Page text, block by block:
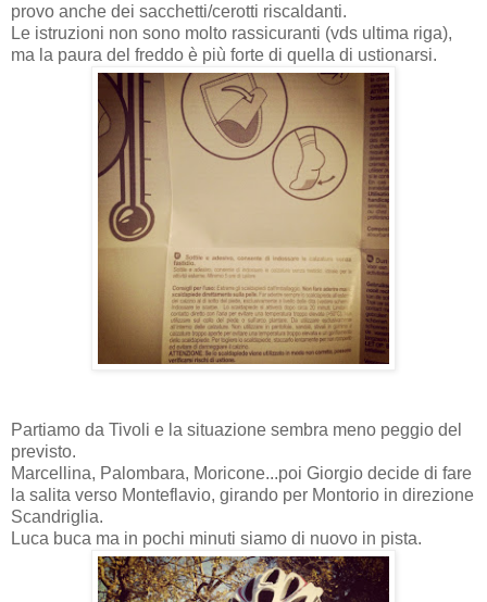
provo anche dei sacchetti/cerotti riscaldanti.
Le istruzioni non sono molto rassicuranti (vds ultima riga),
ma la paura del freddo è più forte di quella di ustionarsi.
Partiamo da Tivoli e la situazione sembra meno peggio del
previsto.
Marcellina, Palombara, Moricone...poi Giorgio decide di fare
la salita verso Monteflavio, girando per Montorio in direzione
Scandriglia.
Luca buca ma in pochi minuti siamo di nuovo in pista.